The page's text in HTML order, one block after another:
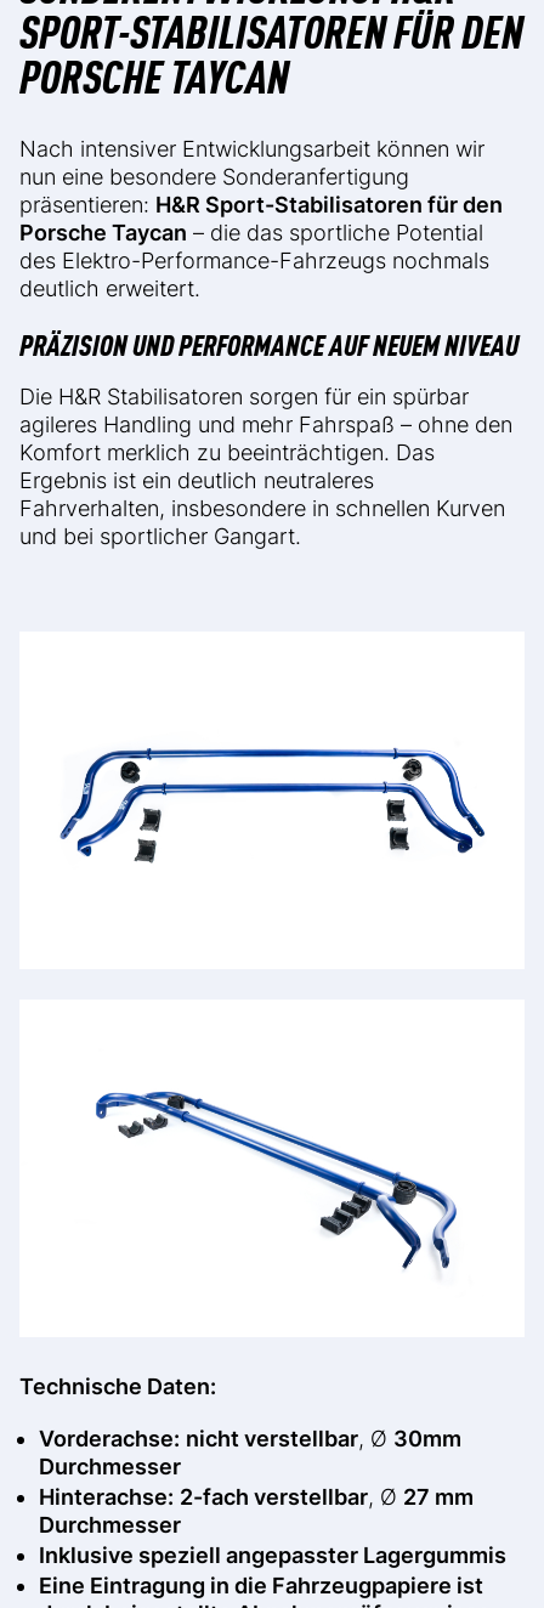
SPORT-STABILISATOREN FÜR DEN
PORSCHE TAYCAN
Nach intensiver Entwicklungsarbeit können wir
nun eine besondere Sonderanfertigung
präsentieren: H&R Sport-Stabilisatoren für den
Porsche Taycan – die das sportliche Potential
des Elektro-Performance-Fahrzeugs nochmals
deutlich erweitert.
PRÄZISION UND PERFORMANCE AUF NEUEM NIVEAU
Die H&R Stabilisatoren sorgen für ein spürbar
agileres Handling und mehr Fahrspaß – ohne den
Komfort merklich zu beeinträchtigen. Das
Ergebnis ist ein deutlich neutraleres
Fahrverhalten, insbesondere in schnellen Kurven
und bei sportlicher Gangart.
Technische Daten:
Vorderachse: nicht verstellbar, Ø 30mm
Durchmesser
Hinterachse: 2-fach verstellbar, Ø 27 mm
Durchmesser
Inklusive speziell angepasster Lagergummis
Eine Eintragung in die Fahrzeugpapiere ist